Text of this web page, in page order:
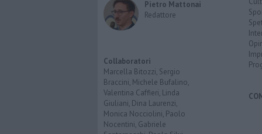
Pietro Mattonai
Redattore
Collaboratori
Marcella Bitozzi, Sergio
Braccini, Michele Bufalino,
Valentina Caffieri, Linda
Giuliani, Dina Laurenzi,
Monica Nocciolini, Paolo
Nocentini, Gabriele